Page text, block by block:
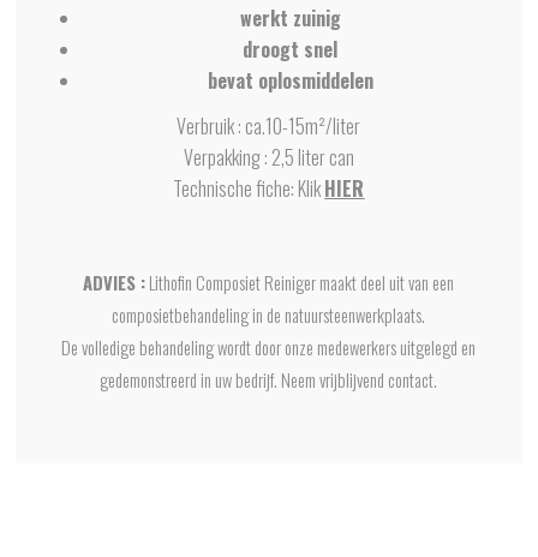
werkt zuinig
droogt snel
bevat oplosmiddelen
Verbruik : ca.10-15m²/liter
Verpakking : 2,5 liter can
Technische fiche: KlikHIER
ADVIES :Lithofin Composiet Reiniger maakt deel uit van een
composietbehandeling in de natuursteenwerkplaats.
De volledige behandeling wordt door onze medewerkers uitgelegd en
gedemonstreerd in uw bedrijf. Neem vrijblijvend contact.